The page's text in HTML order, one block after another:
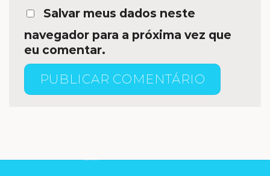
Salvar meus dados neste
navegador para a próxima vez que
eu comentar.